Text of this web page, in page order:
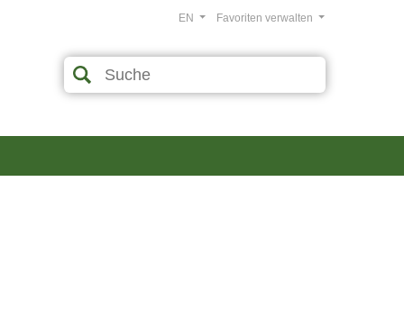
Favoriten verwalten
EN